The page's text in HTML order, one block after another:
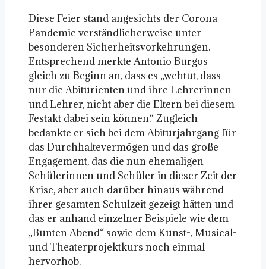
Diese Feier stand angesichts der Corona-
Pandemie verständlicherweise unter
besonderen Sicherheitsvorkehrungen.
Entsprechend merkte Antonio Burgos
gleich zu Beginn an, dass es „wehtut, dass
nur die Abiturienten und ihre Lehrerinnen
und Lehrer, nicht aber die Eltern bei diesem
Festakt dabei sein können.“ Zugleich
bedankte er sich bei dem Abiturjahrgang für
das Durchhaltevermögen und das große
Engagement, das die nun ehemaligen
Schülerinnen und Schüler in dieser Zeit der
Krise, aber auch darüber hinaus während
ihrer gesamten Schulzeit gezeigt hätten und
das er anhand einzelner Beispiele wie dem
„Bunten Abend“ sowie dem Kunst-, Musical-
und Theaterprojektkurs noch einmal
hervorhob.